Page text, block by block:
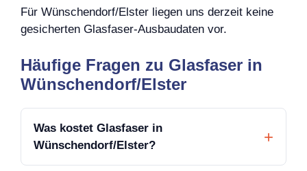
Für Wünschendorf/Elster liegen uns derzeit keine
gesicherten Glasfaser-Ausbaudaten vor.
Häufige Fragen zu Glasfaser in
Wünschendorf/Elster
Was kostet Glasfaser in
Wünschendorf/Elster?